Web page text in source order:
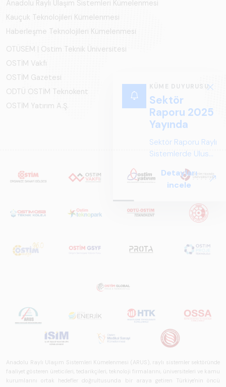
KÜME DUYURUSU
Sektör
Raporu 2025
Yayında
Sektör Raporu Raylı
Sistemlerde Ulusal
Perspektif ARUS
tarafından
Sistemlerde Ulusal
Raporu 2025",
ekosistem yapısı
ve gelecek
perspektifi
biçimde ele alan
bir referans
Detayları
incele
Anadolu Raylı Ulaşım Sistemleri Kümelenmesi
Kauçuk Teknolojileri Kümelenmesi
Haberleşme Teknolojileri Kümelenmesi
OTÜSEM | Ostim Teknik Üniversitesi
OSTİM Vakfı
OSTİM Gazetesi
ODTÜ OSTİM Teknokent
OSTİM Yatırım A.Ş.
Anadolu Raylı Ulaşım Sistemleri Kümelenmesi (ARUS), raylı sistemler sektöründe
faaliyet gösteren üreticileri, tedarikçileri, teknoloji firmalarını, üniversiteleri ve kamu
kurumlarını ortak hedefler doğrultusunda bir araya getiren Türkiye'nin öncü